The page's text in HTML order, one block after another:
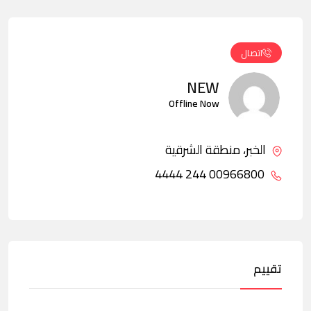
اتصال
NEW
Offline Now
الخبر، منطقة الشرقية
تقييم